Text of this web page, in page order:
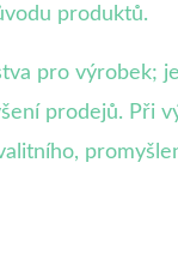
produktů.
pro výrobek;
prodejů. Při